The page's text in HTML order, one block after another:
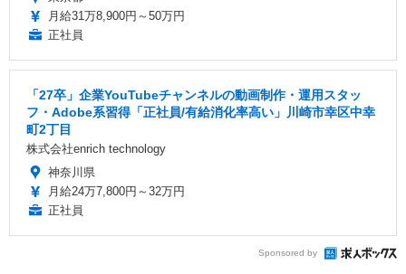
月給31万8,900円～50万円
正社員
「27卒」企業YouTubeチャンネルの動画制作・運用スタッ
フ・Adobe系習得「正社員/有給消化率高い」川崎市幸区中幸
町2丁目
株式会社enrich technology
神奈川県
月給24万7,800円～32万円
正社員
Sponsored by